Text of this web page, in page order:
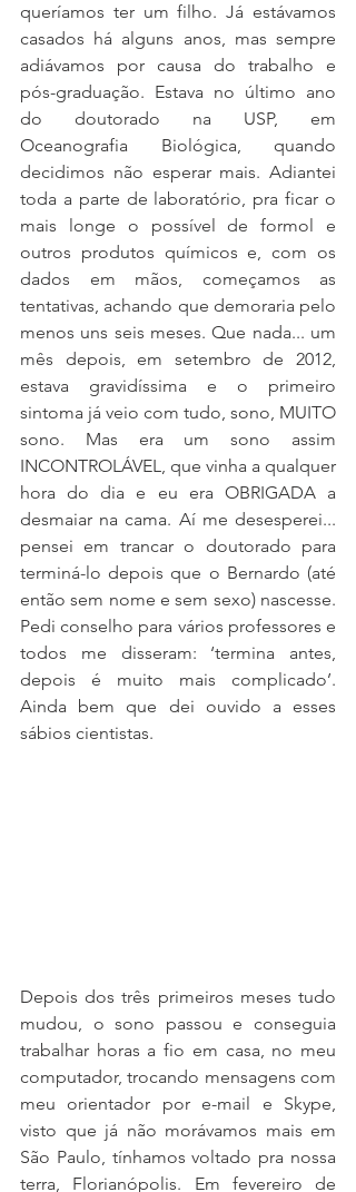
queríamos ter um filho. Já estávamos
casados há alguns anos, mas sempre
adiávamos por causa do trabalho e
pós-graduação. Estava no último ano
do doutorado na USP, em
Oceanografia Biológica, quando
decidimos não esperar mais. Adiantei
toda a parte de laboratório, pra ficar o
mais longe o possível de formol e
outros produtos químicos e, com os
dados em mãos, começamos as
tentativas, achando que demoraria pelo
menos uns seis meses. Que nada... um
mês depois, em setembro de 2012,
estava gravidíssima e o primeiro
sintoma já veio com tudo, sono, MUITO
sono. Mas era um sono assim
INCONTROLÁVEL, que vinha a qualquer
hora do dia e eu era OBRIGADA a
desmaiar na cama. Aí me desesperei...
pensei em trancar o doutorado para
terminá-lo depois que o Bernardo (até
então sem nome e sem sexo) nascesse.
Pedi conselho para vários professores e
todos me disseram: ‘termina antes,
depois é muito mais complicado’.
Ainda bem que dei ouvido a esses
sábios cientistas.
Depois dos três primeiros meses tudo
mudou, o sono passou e conseguia
trabalhar horas a fio em casa, no meu
computador, trocando mensagens com
meu orientador por e-mail e Skype,
visto que já não morávamos mais em
São Paulo, tínhamos voltado pra nossa
terra, Florianópolis. Em fevereiro de